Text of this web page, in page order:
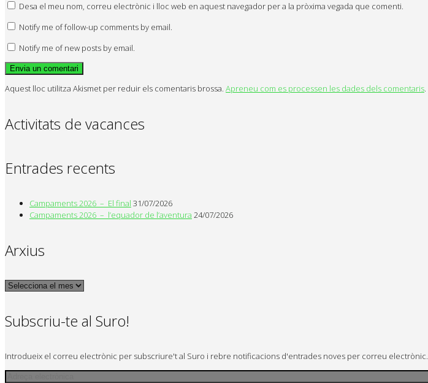
Desa el meu nom, correu electrònic i lloc web en aquest navegador per a la pròxima vegada que comenti.
Notify me of follow-up comments by email.
Notify me of new posts by email.
Aquest lloc utilitza Akismet per reduir els comentaris brossa. Apreneu com es processen les dades dels comentaris.
Activitats de vacances
Entrades recents
Campaments 2026 – El final 31/07/2026
Campaments 2026 – l’equador de l’aventura 24/07/2026
Arxius
Arxius
Subscriu-te al Suro!
Introdueix el correu electrònic per subscriure't al Suro i rebre notificacions d'entrades noves per correu electrònic.